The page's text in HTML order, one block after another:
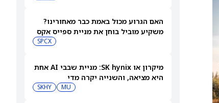
האם הגרוע מכול באמת כבר מאחורינו?
משקיע מוביל בוחן את מניית ספייס אקס
SPCX
מיקרון או SK hynix: מניית שבבי AI אחת
היא מציאה, והשנייה יקרה מדי
MU
SKHY